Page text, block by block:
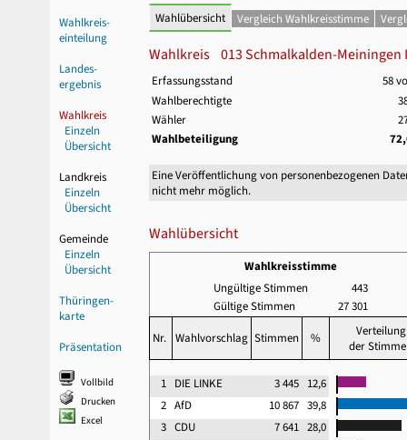
Wahlkreis-
einteilung
Landes-
ergebnis
Wahlkreis
Einzeln
Übersicht
Landkreis
Einzeln
Übersicht
Gemeinde
Einzeln
Übersicht
Thüringen-
karte
Präsentation
Vollbild
Drucken
Excel
Wahlübersicht
Vergleich Wahlkreisstimme
Wahlkreis 013 Schmalkalden-Meiningen
Erfassungsstand
58
Wahlberechtigte
Wähler
Wahlbeteiligung
Eine Veröffentlichung von personenbezogenen
nicht mehr möglich.
Wahlübersicht
Wahlkreisstimme
Ungültige Stimmen
443
Gültige Stimmen
27 301
Nr. Wahlvorschlag Stimmen %
Verteilung
der
1 DIE LINKE 3 445 12,6
2 AfD 10 867 39,8
3 CDU 7 641 28,0